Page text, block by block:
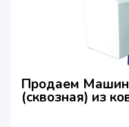
Продаем
(сквозная) из